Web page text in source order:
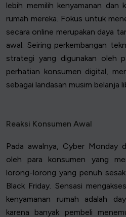
lebih memilih kenyamanan dan
rumah mereka. Fokus untuk
secara online merupakan daya
awal. Seiring perkembangan
strategi yang digunakan oleh
perhatian konsumen digital,
sebagai landasan musim belanja
Reaksi Konsumen Awal
Pada awalnya, Cyber Monday
oleh para konsumen yang
lorong-lorong yang penuh
Black Friday. Sensasi
kenyamanan rumah adalah
karena banyak pembeli